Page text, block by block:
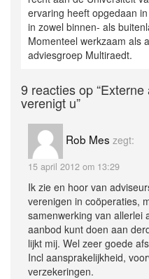
ervaring heeft opgedaan
in zowel binnen- als
Momenteel werkzaam als
adviesgroep Multiraedt.
9 reacties op
verenigt u”
Rob Mes zegt:
15 april 2012 om 13:29
Ik zie en hoor van
verenigen in coöperaties,
samenwerking van allerlei
aanbod kunt doen aan
lijkt mij. Wel zeer goede
Incl aansprakelijkheid,
verzekeringen.